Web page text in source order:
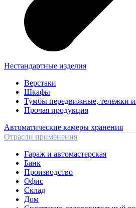
Нестандартные изделия
Верстаки
Шкафы
Тумбы передвижные, тележки
Прочая продукция
Автоматические камеры хранения
Отрасли применения
Гараж и автомастерская
Банк
Производство
Офис
Склад
Дом